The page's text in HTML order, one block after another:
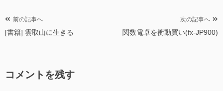
投
稿
ゲ
前の記事へ
[書籍] 雲取山に生きる
次の記事へ
関数電卓を衝動買い(fx-JP900)
コメントを残す